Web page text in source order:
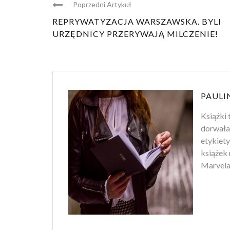
Poprzedni Artykuł
REPRYWATYZACJA WARSZAWSKA. BYLI
URZĘDNICY PRZERYWAJĄ MILCZENIE!
Książki
etykiety
książek